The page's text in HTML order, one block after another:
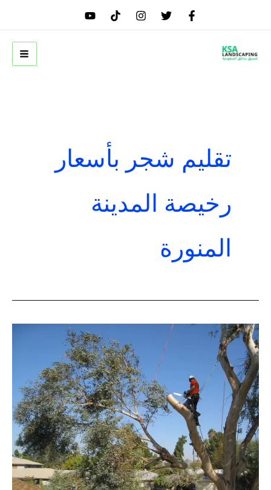
تقليم شجر بأسعار
رخيصة المدينة
المنورة
عامل
قص
شجر
في
المدينة
المنورة
|
تنسيق
حدائق
السعودية